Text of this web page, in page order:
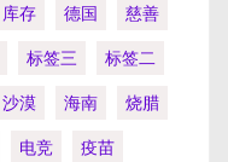
库存 德国
慈善
标签三
标签二
沙漠 海南
烧腊
电竞
疫苗